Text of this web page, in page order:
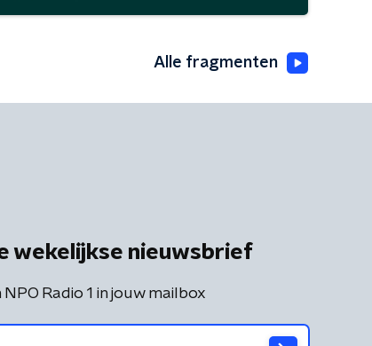
Alle fragmenten
wekelijkse nieuwsbrief
Radio 1 in jouw mailbox